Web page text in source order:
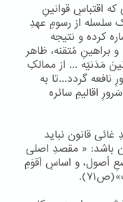
اقتباسِ قوانینِ
سلسله از رسومِ عهدِ
کرده و نتیجه
مُتقنه، ظاهر
مَدَنیّه ... از ممالکِ
نافعه گردد...تا به
اقالیمِ سائره
قانون نباید
باشد: « مقصدِ اصلی
اُصول، و اساسِ اَقوَمِ